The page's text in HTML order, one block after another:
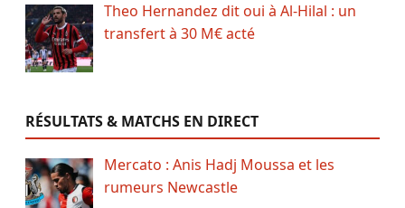
Theo Hernandez dit oui à Al-Hilal : un
transfert à 30 M€ acté
RÉSULTATS & MATCHS EN DIRECT
Mercato : Anis Hadj Moussa et les
rumeurs Newcastle